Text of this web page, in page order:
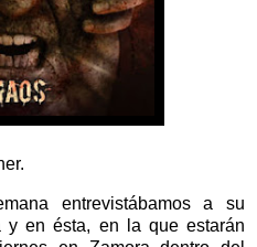
entrevistábamos a su
y en ésta, en la que estarán